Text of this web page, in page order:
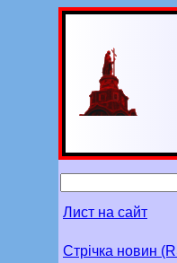
Лист на сайт
Стрічка новин